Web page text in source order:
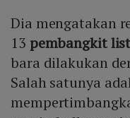
Dia mengatakan
13 pembangkit
bara dilakukan
Salah satunya